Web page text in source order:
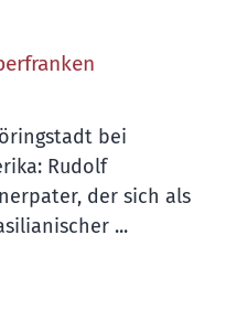
bei
Rudolf
der sich als
...